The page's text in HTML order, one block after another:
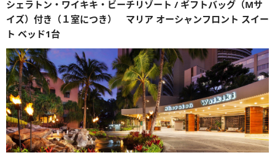
シェラトン・ワイキキ・ビーチリゾート / ギフトバッグ（Mサ
イズ）付き（１室につき） マリア オーシャンフロント スイー
ト ベッド1台